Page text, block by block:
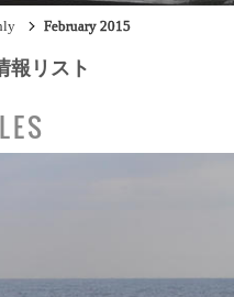
February 2015
報リスト